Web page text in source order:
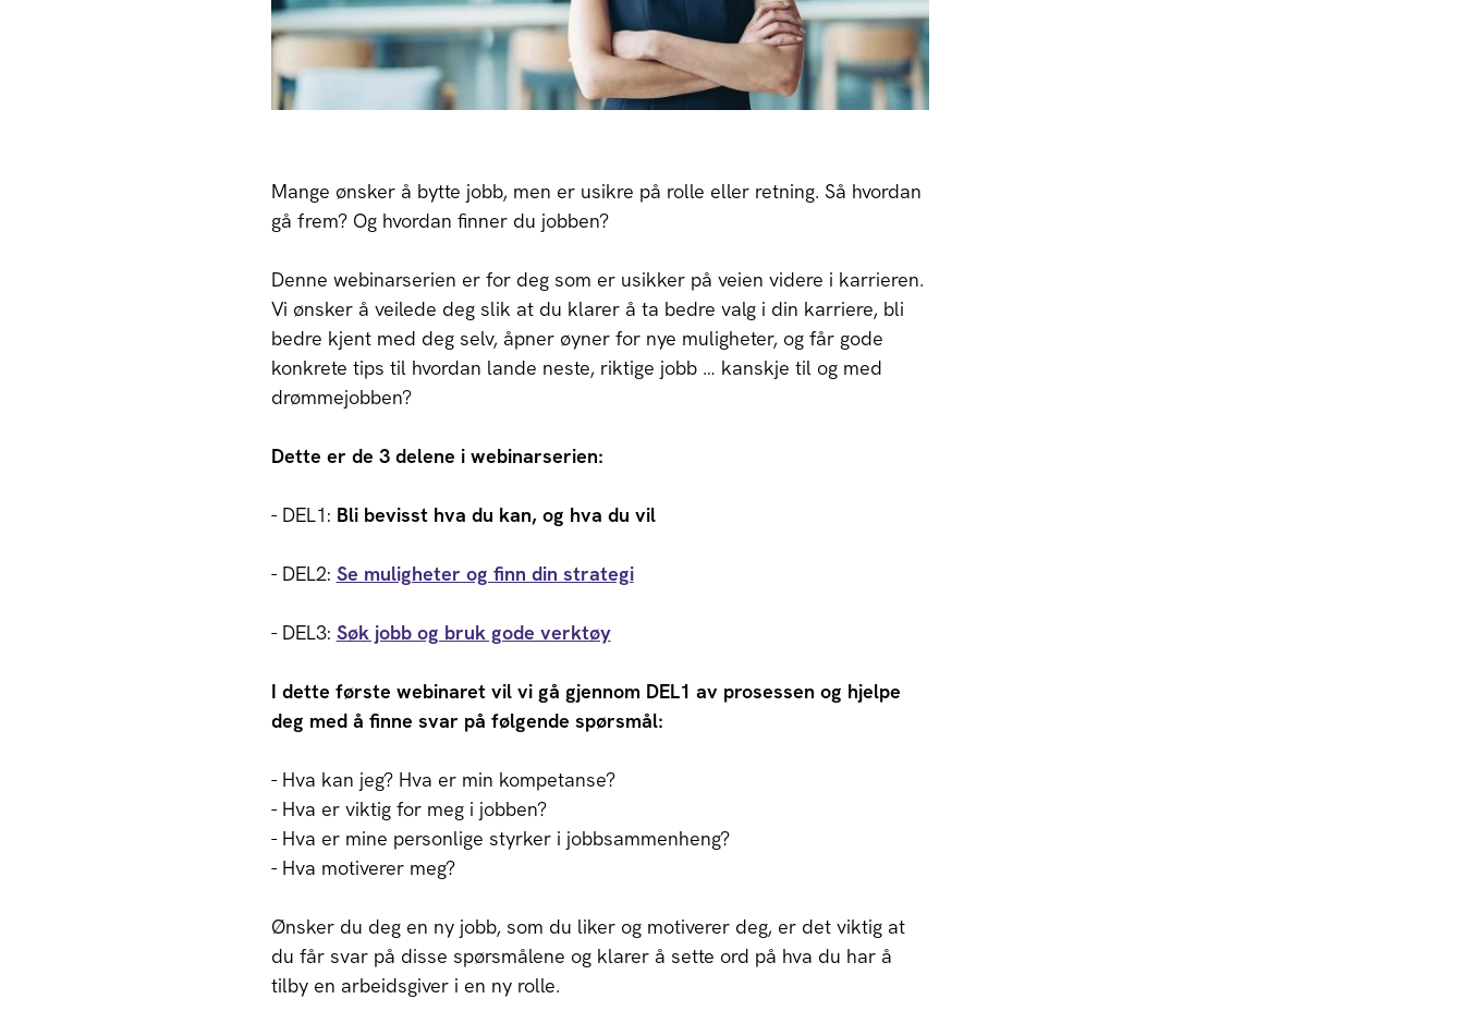
Mange ønsker å bytte jobb, men er usikre på rolle eller retning. Så hvordan
gå frem? Og hvordan finner du jobben?
Denne webinarserien er for deg som er usikker på veien videre i karrieren.
Vi ønsker å veilede deg slik at du klarer å ta bedre valg i din karriere, bli
bedre kjent med deg selv, åpner øyner for nye muligheter, og får gode
konkrete tips til hvordan lande neste, riktige jobb … kanskje til og med
drømmejobben?
Dette er de 3 delene i webinarserien:
- DEL1: Bli bevisst hva du kan, og hva du vil
- DEL2: Se muligheter og finn din strategi
- DEL3: Søk jobb og bruk gode verktøy
I dette første webinaret vil vi gå gjennom DEL1 av prosessen og hjelpe
deg med å finne svar på følgende spørsmål:
- Hva kan jeg? Hva er min kompetanse?
- Hva er viktig for meg i jobben?
- Hva er mine personlige styrker i jobbsammenheng?
- Hva motiverer meg?
Ønsker du deg en ny jobb, som du liker og motiverer deg, er det viktig at
du får svar på disse spørsmålene og klarer å sette ord på hva du har å
tilby en arbeidsgiver i en ny rolle.